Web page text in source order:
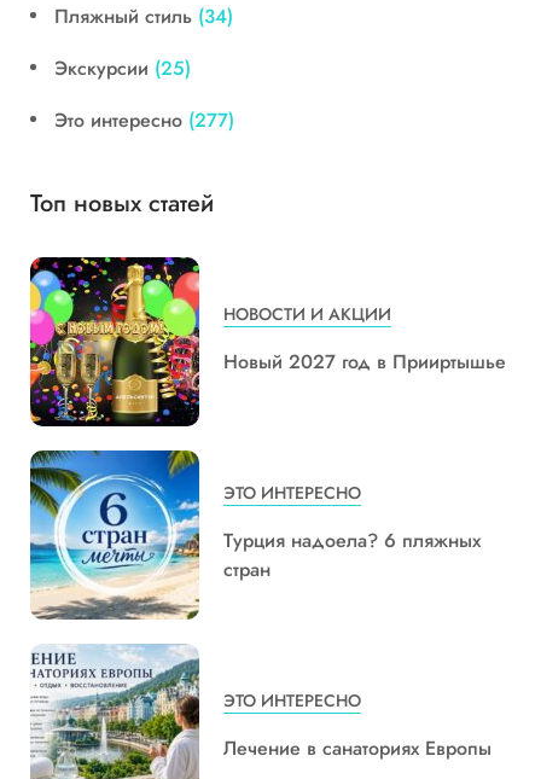
Пляжный стиль (34)
Экскурсии (25)
Это интересно (277)
Топ новых статей
НОВОСТИ И АКЦИИ
Новый 2027 год в Прииртышье
ЭТО ИНТЕРЕСНО
Турция надоела? 6 пляжных
стран
ЭТО ИНТЕРЕСНО
Лечение в санаториях Европы